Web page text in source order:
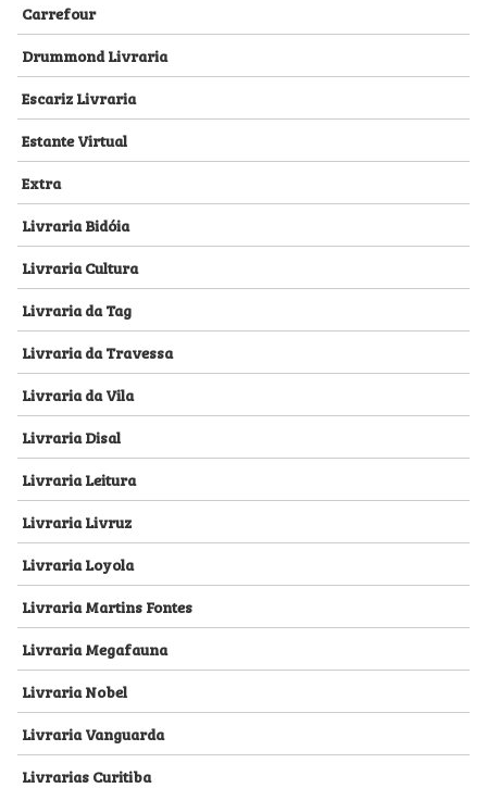
Carrefour
Drummond Livraria
Escariz Livraria
Estante Virtual
Extra
Livraria Bidóia
Livraria Cultura
Livraria da Tag
Livraria da Travessa
Livraria da Vila
Livraria Disal
Livraria Leitura
Livraria Livruz
Livraria Loyola
Livraria Martins Fontes
Livraria Megafauna
Livraria Nobel
Livraria Vanguarda
Livrarias Curitiba